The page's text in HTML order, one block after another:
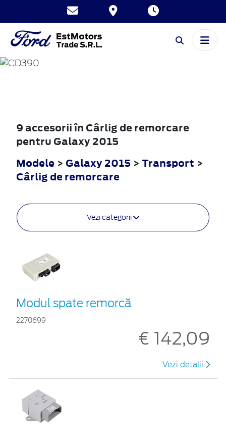
GALAXY
9 accesorii în Cârlig de remorcare
pentru Galaxy 2015
Modele > Galaxy 2015 > Transport >
Cârlig de remorcare
Vezi categorii
Modul spate remorcă
2270699
€ 142,09
Vezi detalii